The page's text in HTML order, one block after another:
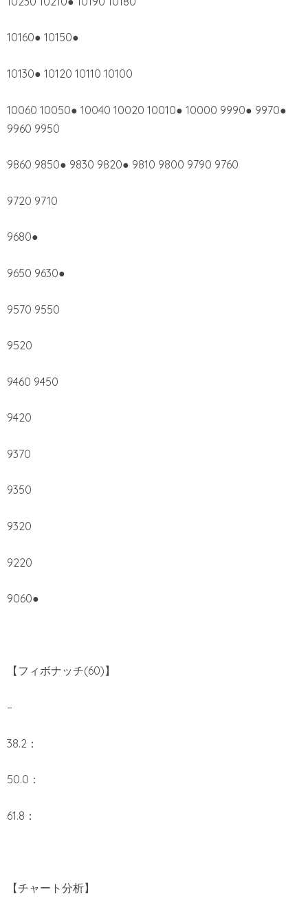
10160● 10150●
10130● 10120 10110 10100
10060 10050● 10040 10020 10010● 10000 9990● 9970●
9960 9950
9860 9850● 9830 9820● 9810 9800 9790 9760
9720 9710
9680●
9650 9630●
9570 9550
9520
9460 9450
9420
9370
9350
9320
9220
9060●
【フィボナッチ(60)】
–
38.2：
50.0：
61.8：
【チャート分析】